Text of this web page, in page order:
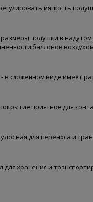
мягкость
подушки в надутом
баллонов
в сложенном виде имеет
приятное для
удобная для переноса и
для хранения и